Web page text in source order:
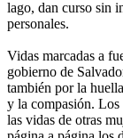
lago, dan curso sin
personales.
Vidas marcadas a
gobierno de
también por la
y la compasión. Los
las vidas de otras